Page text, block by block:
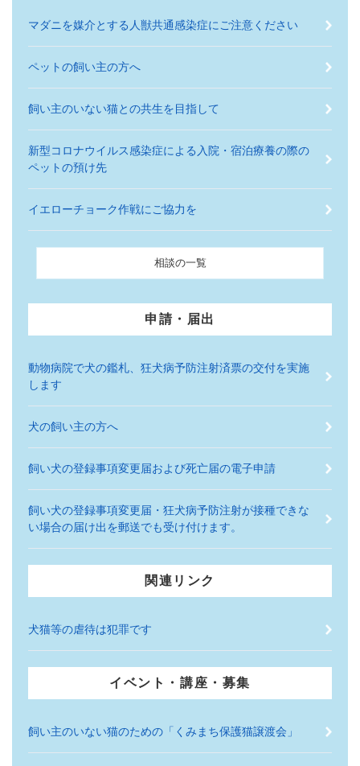
マダニを媒介とする人獣共通感染症にご注意ください
ペットの飼い主の方へ
飼い主のいない猫との共生を目指して
新型コロナウイルス感染症による入院・宿泊療養の際の
ペットの預け先
イエローチョーク作戦にご協力を
相談の一覧
申請・届出
動物病院で犬の鑑札、狂犬病予防注射済票の交付を実施
します
犬の飼い主の方へ
飼い犬の登録事項変更届および死亡届の電子申請
飼い犬の登録事項変更届・狂犬病予防注射が接種できな
い場合の届け出を郵送でも受け付けます。
関連リンク
犬猫等の虐待は犯罪です
イベント・講座・募集
飼い主のいない猫のための「くみまち保護猫譲渡会」